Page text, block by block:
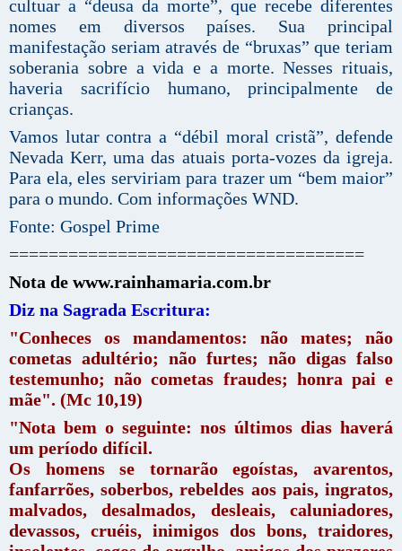
cultuar a “deusa da morte”, que recebe diferentes
nomes em diversos países. Sua principal
manifestação seriam através de “bruxas” que teriam
soberania sobre a vida e a morte. Nesses rituais,
haveria sacrifício humano, principalmente de
crianças.
Vamos lutar contra a “débil moral cristã”, defende
Nevada Kerr, uma das atuais porta-vozes da igreja.
Para ela, eles serviriam para trazer um “bem maior”
para o mundo. Com informações WND.
Fonte: Gospel Prime
====================================
Nota de www.rainhamaria.com.br
Diz na Sagrada Escritura:
"Conheces os mandamentos: não mates; não
cometas adultério; não furtes; não digas falso
testemunho; não cometas fraudes; honra pai e
mãe". (Mc 10,19)
"Nota bem o seguinte: nos últimos dias haverá
um período difícil.
Os homens se tornarão egoístas, avarentos,
fanfarrões, soberbos, rebeldes aos pais, ingratos,
malvados, desalmados, desleais, caluniadores,
devassos, cruéis, inimigos dos bons, traidores,